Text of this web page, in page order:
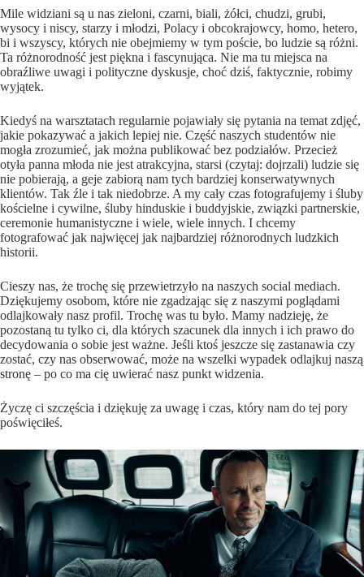
Mile widziani są u nas zieloni, czarni, biali, żółci, chudzi, grubi,
wysocy i niscy, starzy i młodzi, Polacy i obcokrajowcy, homo, hetero,
bi i wszyscy, których nie obejmiemy w tym poście, bo ludzie są różni.
Ta różnorodność jest piękna i fascynująca. Nie ma tu miejsca na
obraźliwe uwagi i polityczne dyskusje, choć dziś, faktycznie, robimy
wyjątek.
Kiedyś na warsztatach regularnie pojawiały się pytania na temat zdjęć,
jakie pokazywać a jakich lepiej nie. Część naszych studentów nie
mogła zrozumieć, jak można publikować bez podziałów. Przecież
otyła panna młoda nie jest atrakcyjna, starsi (czytaj: dojrzali) ludzie się
nie pobierają, a geje zabiorą nam tych bardziej konserwatywnych
klientów. Tak źle i tak niedobrze. A my cały czas fotografujemy i śluby
kościelne i cywilne, śluby hinduskie i buddyjskie, związki partnerskie,
ceremonie humanistyczne i wiele, wiele innych. I chcemy
fotografować jak najwięcej jak najbardziej różnorodnych ludzkich
historii.
Cieszy nas, że trochę się przewietrzyło na naszych social mediach.
Dziękujemy osobom, które nie zgadzając się z naszymi poglądami
odlajkowały nasz profil. Trochę was tu było. Mamy nadzieję, że
pozostaną tu tylko ci, dla których szacunek dla innych i ich prawo do
decydowania o sobie jest ważne. Jeśli ktoś jeszcze się zastanawia czy
zostać, czy nas obserwować, może na wszelki wypadek odlajkuj naszą
stronę – po co ma cię uwierać nasz punkt widzenia.
Życzę ci szczęścia i dziękuję za uwagę i czas, który nam do tej pory
poświęciłeś.